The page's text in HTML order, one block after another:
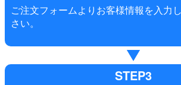
ご注文フォームよりお客様情報を入力
さい。
STEP3